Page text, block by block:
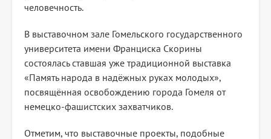
человечность.
В выставочном зале Гомельского государственного
университета имени Франциска Скорины
состоялась ставшая уже традиционной выставка
«Память народа в надёжных руках молодых»,
посвящённая освобождению города Гомеля от
немецко-фашистских захватчиков.
Отметим, что выставочные проекты, подобные